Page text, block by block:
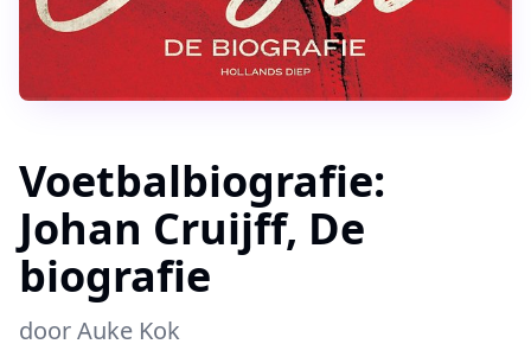
Voetbalbiografie:
Johan Cruijff, De
biografie
doorAuke Kok